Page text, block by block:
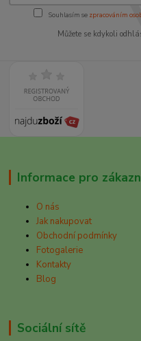
Souhlasím se zpracováním
Můžete se kdykoli
Informace pro
O nás
Jak nakupovat
Obchodní podmínky
Fotogalerie
Kontakty
Blog
Sociální sítě